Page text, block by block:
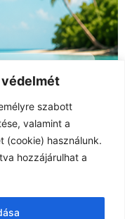
védelmét
szabott
valamint a
(cookie) használunk.
hozzájárulhat a